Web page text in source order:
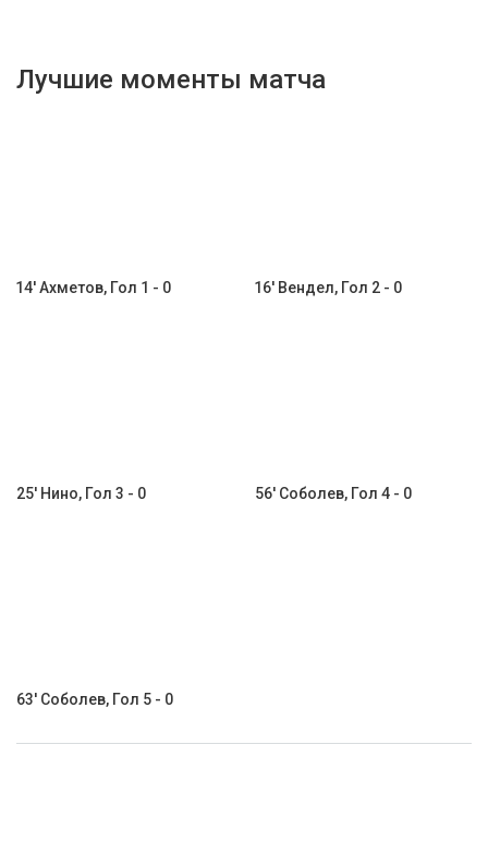
Лучшие моменты матча
14' Ахметов, Гол 1 - 0 16' Вендел, Гол 2 - 0
25' Нино, Гол 3 - 0 56' Соболев, Гол 4 - 0
63' Соболев, Гол 5 - 0